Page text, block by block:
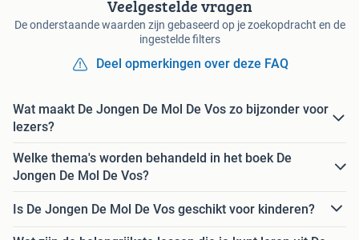
Veelgestelde vragen
De onderstaande waarden zijn gebaseerd op je zoekopdracht en de
ingestelde filters
Deel opmerkingen over deze FAQ
Wat maakt De Jongen De Mol De Vos zo bijzonder voor
lezers?
Welke thema's worden behandeld in het boek De
Jongen De Mol De Vos?
Is De Jongen De Mol De Vos geschikt voor kinderen?